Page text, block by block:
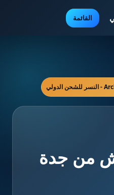
القائمة
من جدة